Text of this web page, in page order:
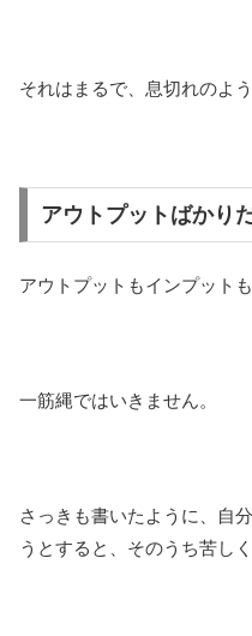
それはまるで、息切れのよう
アウトプットばかり
アウトプットもインプット
一筋縄ではいきません。
さっきも書いたように、自
うとすると、そのうち苦しく